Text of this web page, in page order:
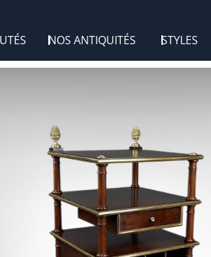
NOS ANTIQUITÉS STYLES